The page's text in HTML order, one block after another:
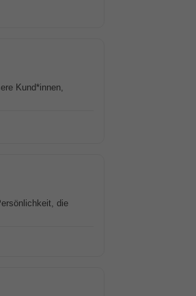
Kund*innen,
die